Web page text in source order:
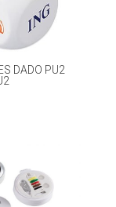
DADO PU2